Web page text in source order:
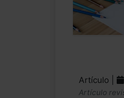
Artículo |
Artículo